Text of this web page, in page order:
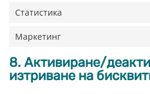
Статистика
Маркетинг
8. Активиране/
изтриване на